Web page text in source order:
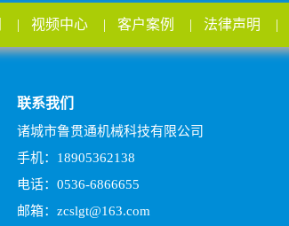
| 视频中心 | 客户案例 | 法律声明 |
联系我们
诸城市鲁贯通机械科技有限公司
手机：18905362138
电话：0536-6866655
邮箱：zcslgt@163.com